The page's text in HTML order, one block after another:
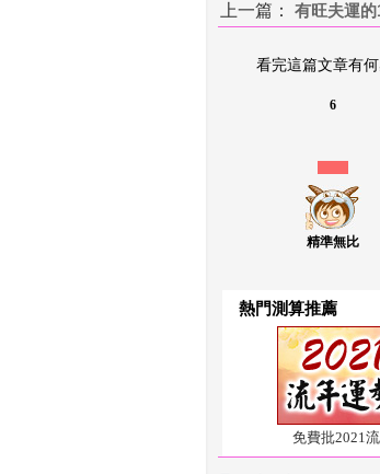
上一篇： 有旺夫運
看完這篇文章有
6
精準無比
熱門測算推薦
免費批2021